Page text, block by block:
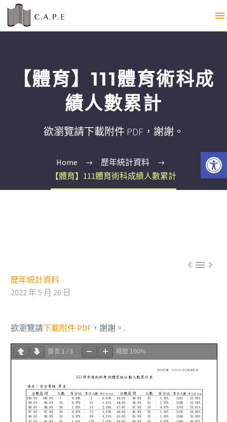
【體育】111體育術科成
績人數累計
欲瀏覽請下載附件 PDF，謝謝。
Home
歷年統計資料
【體育】111體育術科成績人數累計

歷年統計資料
2022 年 5 月 26 日
欲瀏覽請下載附件 PDF ，謝謝。.
頁次 1 / 3 縮放 100%